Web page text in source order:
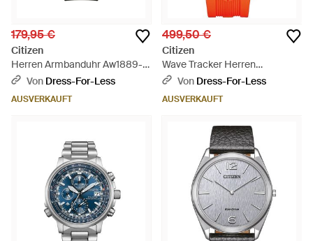
179,95 €
Citizen
Herren Armbanduhr Aw1889-
00E - Schwarz
Von Dress-For-Less
AUSVERKAUFT
499,50 €
Citizen
Wave Tracker Herren
Armbanduhr Jv3000-13E -
Von Dress-For-Less
AUSVERKAUFT